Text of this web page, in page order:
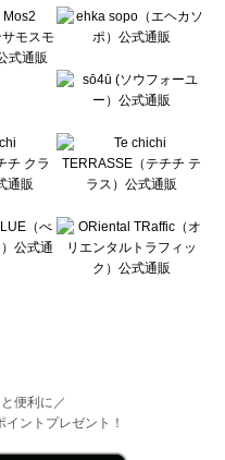
便利に／
ントプレゼント！